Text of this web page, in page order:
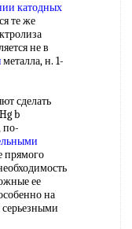
катодных
те же
не в
металла, н. 1-
сделать
b
по-
прямого
ее
на
серьезными